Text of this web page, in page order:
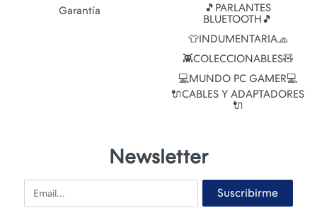
Garantía
🎵PARLANTES
BLUETOOTH🎵
👕INDUMENTARIA🧢
👾COLECCIONABLES🧸
💻MUNDO PC GAMER💻
🔌CABLES Y ADAPTADORES
🔌
Newsletter
Email Suscribirme